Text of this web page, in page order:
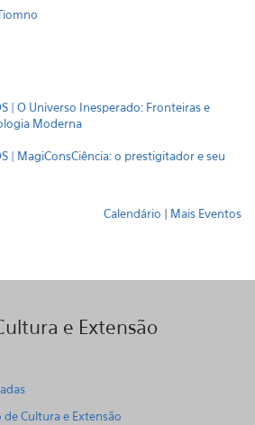
| O Universo Inesperado: Fronteiras e
Moderna
| MagiConsCiência: o prestigitador e seu
Calendário | Mais Eventos
e Extensão
Cultura e Extensão